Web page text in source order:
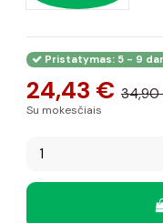
Pristatymas: 5 - 9
24,43 €
Su mokesčiais